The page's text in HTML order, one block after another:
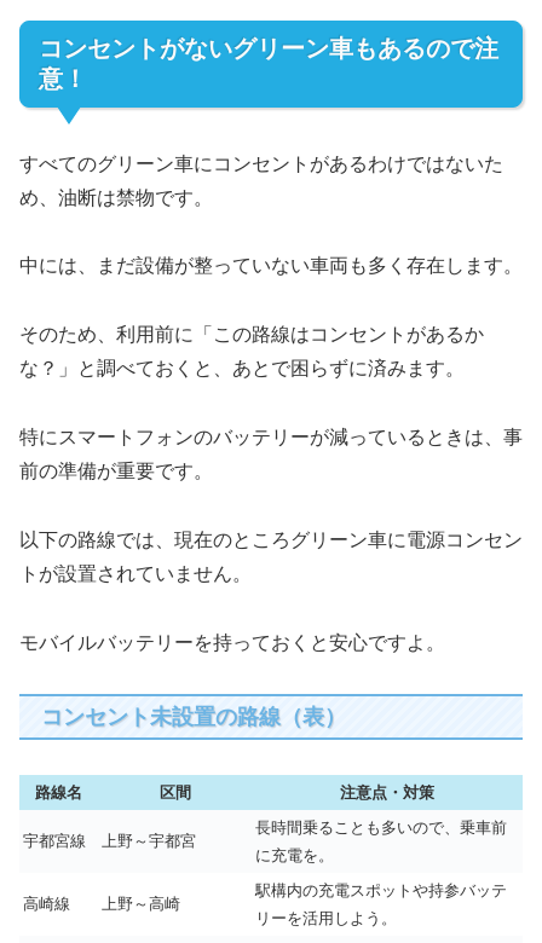
コンセントがないグリーン車もあるので注
意！
すべてのグリーン車にコンセントがあるわけではないた
め、油断は禁物です。
中には、まだ設備が整っていない車両も多く存在します。
そのため、利用前に「この路線はコンセントがあるか
な？」と調べておくと、あとで困らずに済みます。
特にスマートフォンのバッテリーが減っているときは、事
前の準備が重要です。
以下の路線では、現在のところグリーン車に電源コンセン
トが設置されていません。
モバイルバッテリーを持っておくと安心ですよ。
コンセント未設置の路線（表）
路線名 区間 注意点・対策
宇都宮線 上野～宇都宮
長時間乗ることも多いので、乗車前
に充電を。
高崎線 上野～高崎
駅構内の充電スポットや持参バッテ
リーを活用しよう。